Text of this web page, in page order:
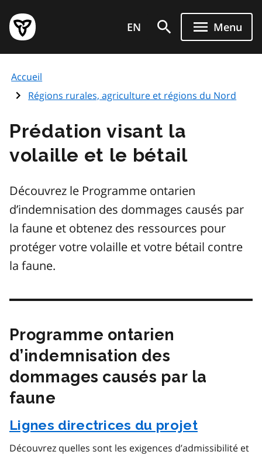
au
contenu
principal
Page
d'accueil
de
l'Ontario
EN Menu
Accueil
Régions rurales, agriculture et régions du Nord
Prédation visant la
volaille et le bétail
Découvrez le Programme ontarien
d’indemnisation des dommages causés par
la faune et obtenez des ressources pour
protéger votre volaille et votre bétail contre
la faune.
Programme ontarien
d’indemnisation des
dommages causés par la
faune
Lignes directrices du projet
Découvrez quelles sont les exigences d’admissibilité et